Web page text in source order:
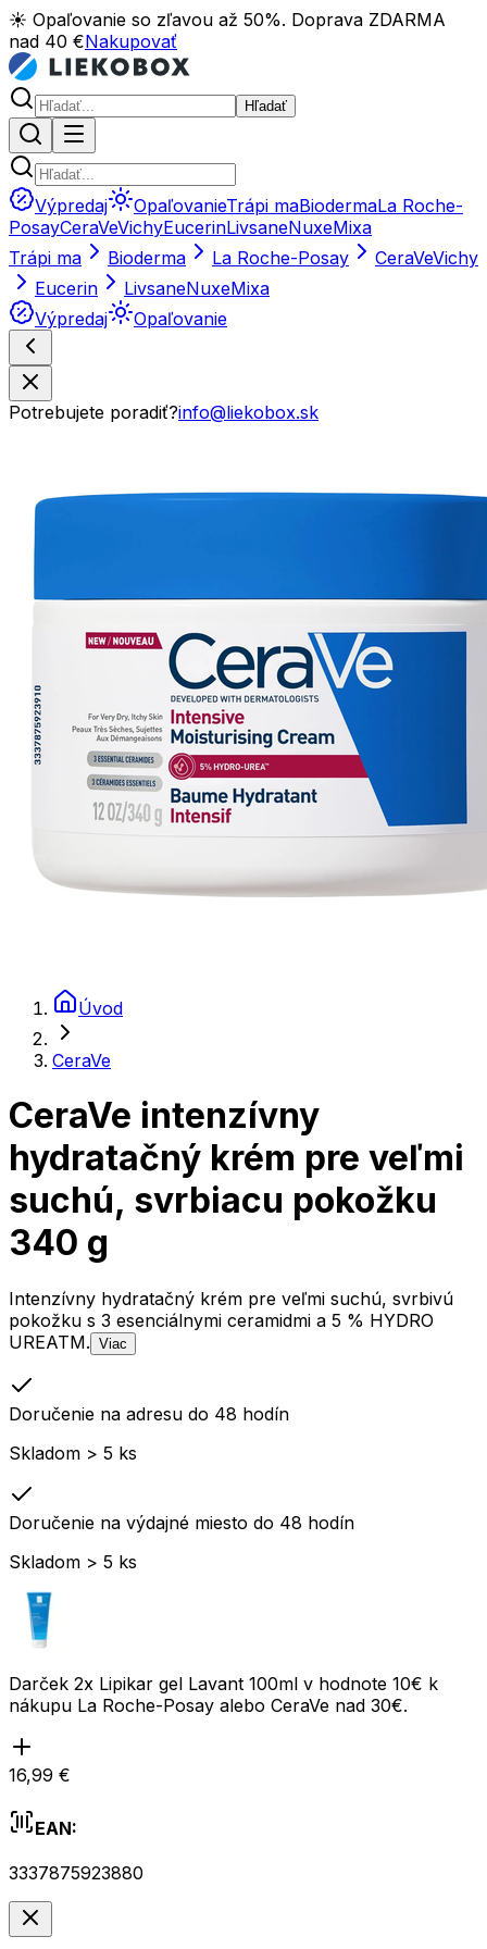
☀️ Opaľovanie so zľavou až 50%. Doprava ZDARMA
nad 40 €Nakupovať
Hľadať
Výpredaj OpaľovanieTrápi maBiodermaLa Roche-
PosayCeraVeVichyEucerinLivsaneNuxeMixa
Trápi ma
Bioderma La Roche-Posay CeraVeVichy
Eucerin
LivsaneNuxeMixa
Výpredaj
Opaľovanie
Potrebujete poradiť?info@liekobox.sk
Úvod
CeraVe
CeraVe intenzívny
hydratačný krém pre veľmi
suchú, svrbiacu pokožku
340 g
Intenzívny hydratačný krém pre veľmi suchú, svrbivú
pokožku s 3 esenciálnymi ceramidmi a 5 % HYDRO
UREATM. Viac
Doručenie na adresu do 48 hodín
Skladom > 5 ks
Doručenie na výdajné miesto do 48 hodín
Skladom > 5 ks
Darček 2x Lipikar gel Lavant 100ml v hodnote 10€ k
nákupu La Roche-Posay alebo CeraVe nad 30€.
16,99 €
EAN:
3337875923880